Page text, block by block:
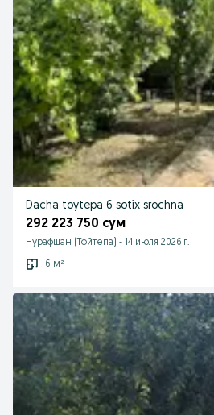
Dacha toytepa 6 sotix srochna
292 223 750 сум
Нурафшан (Тойтепа) - 14 июля 2026 г.
6 м²